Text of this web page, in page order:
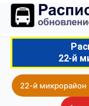
22-й
22-й микрорайон